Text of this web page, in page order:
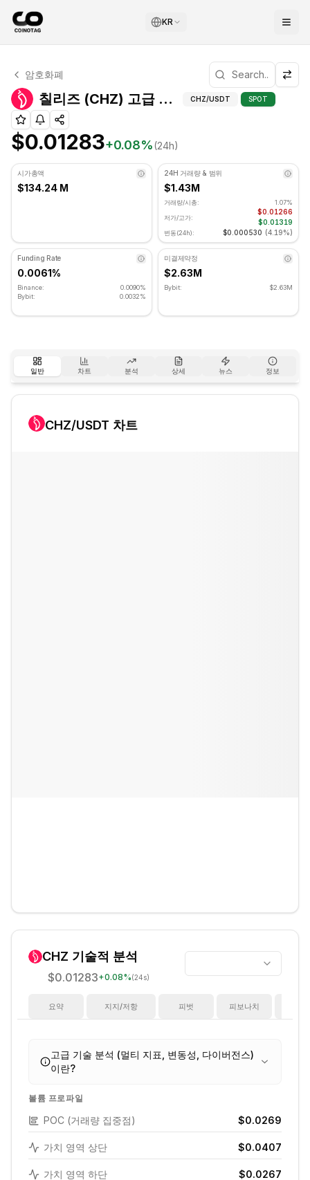
KR
칠리즈 기술적 분석
칠리즈 현재 $0.01283에 거래되고 있습니다. RSI 지표는
암호화폐
칠리즈 (CHZ) 고급 지표 칠리즈 (CHZ) 고급
CHZ/USDT SPOT
$0.01283+0.08%(24h)
시가총액
$134.24 M
24H 거래량 & 범위
$1.43M
거래량/시총:
1.07%
저가/고가:
$0.01266
$0.01319
변동(24h): $0.000530 (4.19%)
Funding Rate
0.0061%
Binance:
0.0090%
Bybit:
0.0032%
미결제약정
$2.63M
Bybit: $2.63M
일반 차트 분석 상세 뉴스 정보
CHZ/USDT 차트
CHZ 기술적 분석
$0.01283+0.08%(24s)
요약 지지/저항 피벗 피보나치
고급 기술 분석 (멀티 지표, 변동성, 다이버전스)
이란?
볼륨 프로파일
POC (거래량 집중점) $0.0269
가치 영역 상단 $0.0407
가치 영역 하단 $0.0267